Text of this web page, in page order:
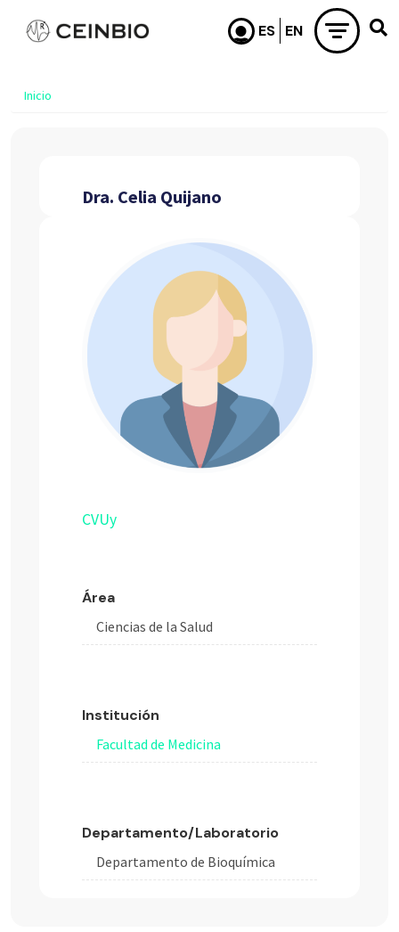
Pasar al contenido principal
Inicio
Dra. Celia Quijano
CVUy
Área
Ciencias de la Salud
Institución
Facultad de Medicina
Departamento/Laboratorio
Departamento de Bioquímica